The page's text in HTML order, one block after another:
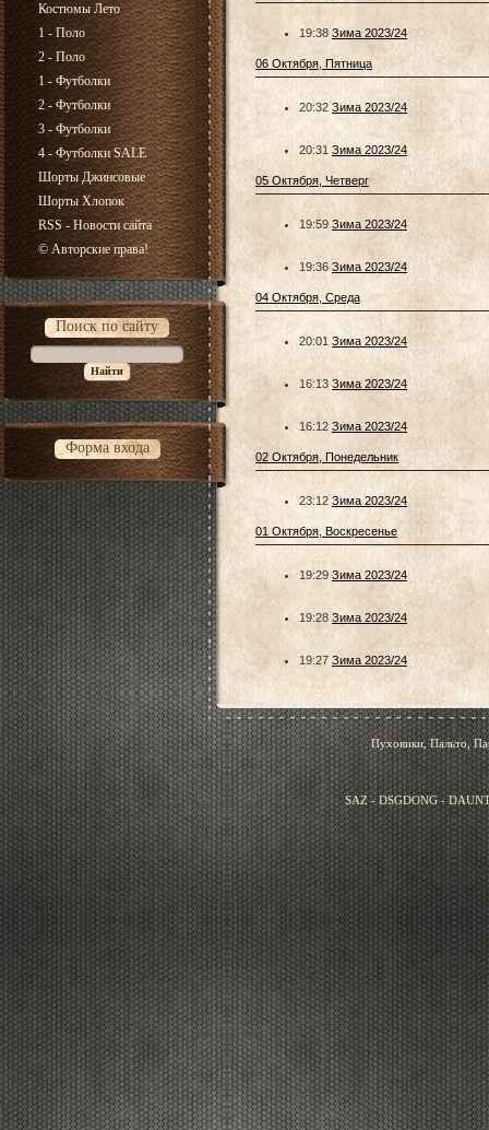
Костюмы Лето
1 - Поло
2 - Поло
1 - Футболки
2 - Футболки
3 - Футболки
4 - Футболки SALE
Шорты Джинсовые
Шорты Хлопок
RSS - Новости сайта
© Авторские права!
Поиск по сайту
Форма входа
19:38 Зима 2023/24
06 Октября, Пятница
20:32 Зима 2023/24
20:31 Зима 2023/24
05 Октября, Четверг
19:59 Зима 2023/24
19:36 Зима 2023/24
04 Октября, Среда
20:01 Зима 2023/24
16:13 Зима 2023/24
16:12 Зима 2023/24
02 Октября, Понедельник
23:12 Зима 2023/24
01 Октября, Воскресенье
19:29 Зима 2023/24
19:28 Зима 2023/24
19:27 Зима 2023/24
Пуховики, Пальто,
SAZ - DSGDONG -